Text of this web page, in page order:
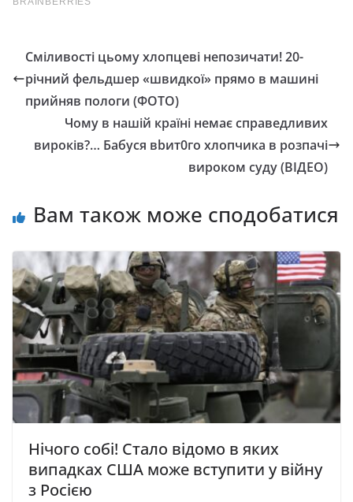
Сміливості цьому хлопцеві непозичати! 20-
річний фельдшер «швидкої» прямо в машині
прийняв пологи (ФОТО)
Чому в нашій країні немає справедливих
вироків?… Бабуся вbит0го хлопчика в розпачі
вироком суду (ВІДЕО)
Вам також може сподобатися
Нічого собі! Стало відомо в яких
випадках США може вступити у війну
з Росією